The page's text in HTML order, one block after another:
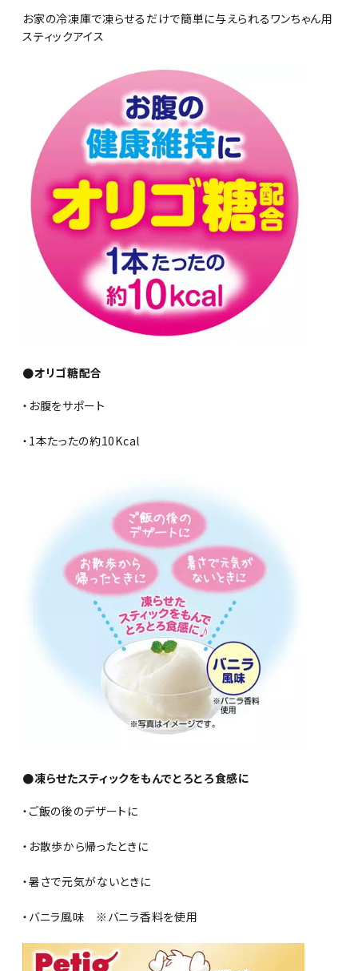
お家の冷凍庫で凍らせるだけで簡単に与えられるワンちゃん用
スティックアイス
●オリゴ糖配合
・お腹をサポート
・1本たったの約10Kcal
●凍らせたスティックをもんでとろとろ食感に
・ご飯の後のデザートに
・お散歩から帰ったときに
・暑さで元気がないときに
・バニラ風味 ※バニラ香料を使用